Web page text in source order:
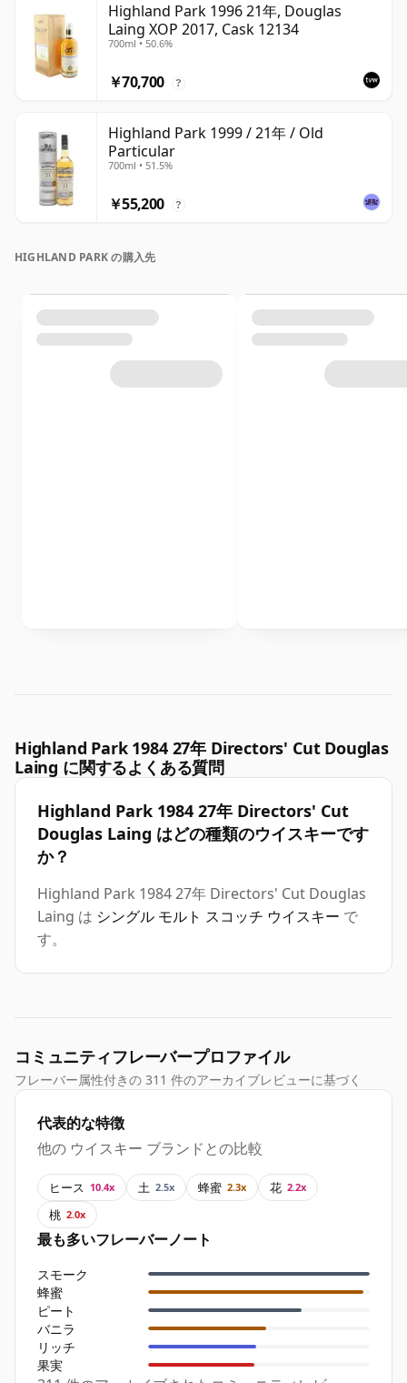
Highland Park 1996 21年, Douglas
Laing XOP 2017, Cask 12134
700ml • 50.6%
￥70,700 ?
Highland Park 1999 / 21年 / Old
Particular
700ml • 51.5%
￥55,200 ?
HIGHLAND PARK の購入先
Highland Park 1984 27年 Directors' Cut Douglas
Laing に関するよくある質問
Highland Park 1984 27年 Directors' Cut
Douglas Laing はどの種類のウイスキーです
か？
Highland Park 1984 27年 Directors' Cut Douglas
Laing は シングル モルト スコッチ ウイスキー で
す。
コミュニティフレーバープロファイル
フレーバー属性付きの 311 件のアーカイブレビューに基づく
代表的な特徴
他の ウイスキー ブランドとの比較
ヒース 10.4x 土 2.5x 蜂蜜 2.3x 花 2.2x
桃 2.0x
最も多いフレーバーノート
スモーク
蜂蜜
ピート
バニラ
リッチ
果実